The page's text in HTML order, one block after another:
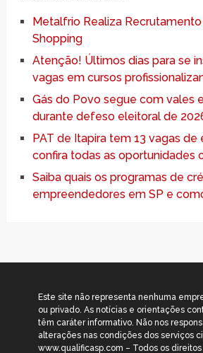
Metalfrio Realiza
Shopping
Atenção! Últimos dias para se
vagas em cursos
Gás do Povo segue com vales
durante defeso eleitoral de
PAT de Itapira tem 13 vagas
confira todas as oportunidades
Saiba quais os programas de
empreendedores em SP e
Este site não representa nenhuma
ou privado. As notícias e orientações
têm caráter informativo. Não nos
alterações nas condições dos serviços
www.qualificasp.com – Todos os